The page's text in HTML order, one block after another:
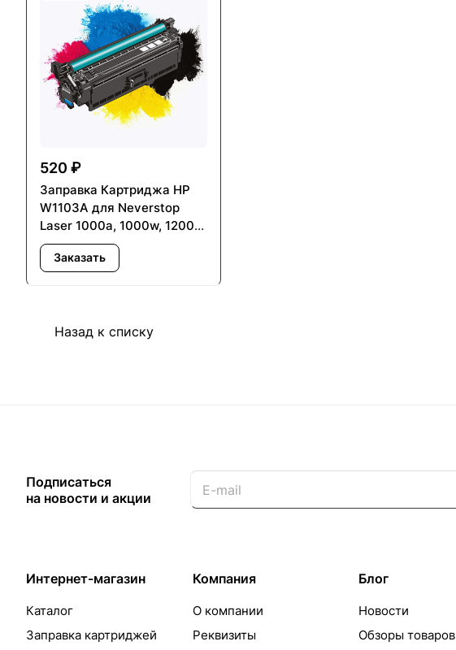
520 ₽
Заправка Картриджа HP
W1103A для Neverstop
Laser 1000a, 1000w, 1200a,
1200w - с заменой чипа
Заказать
Назад к списку
Подписаться
на новости и акции
Интернет-магазин
Каталог
Заправка картриджей
Компания
О компании
Реквизиты
Блог
Новости
Обзоры товаров